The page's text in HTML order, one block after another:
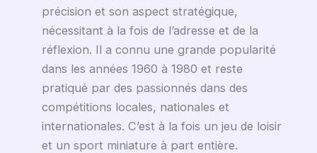
précision et son aspect stratégique,
nécessitant à la fois de l’adresse et de la
réflexion. Il a connu une grande popularité
dans les années 1960 à 1980 et reste
pratiqué par des passionnés dans des
compétitions locales, nationales et
internationales. C’est à la fois un jeu de loisir
et un sport miniature à part entière.